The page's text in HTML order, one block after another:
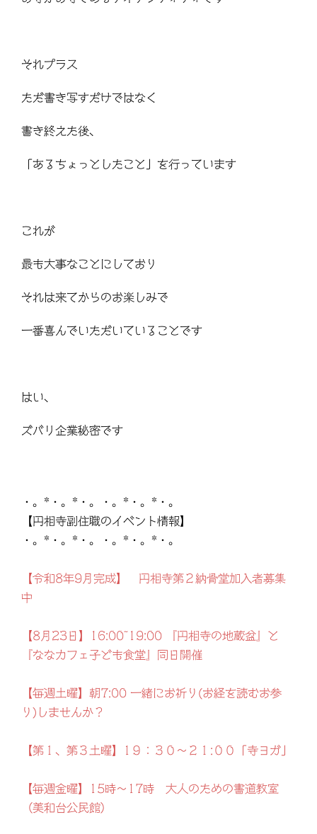
それプラス
ただ書き写すだけではなく
書き終えた後、
「あるちょっとしたこと」を行っています
これが
最も大事なことにしており
それは来てからのお楽しみで
一番喜んでいただいていることです
はい、
ズバリ企業秘密です
・。*・。*・。・。*・。*・。
【円相寺副住職のイベント情報】
・。*・。*・。・。*・。*・。
【令和8年9月完成】 円相寺第２納骨堂加入者募集
中
【8月23日】16:00~19:00 『円相寺の地蔵盆』と
『ななカフェ子ども食堂』同日開催
【毎週土曜】朝7:00 一緒にお祈り(お経を読むお参
り)しませんか？
【第１、第３土曜】1９：３０～２１:００「寺ヨガ」
【毎週金曜】15時～17時 大人のための書道教室
（美和台公民館）